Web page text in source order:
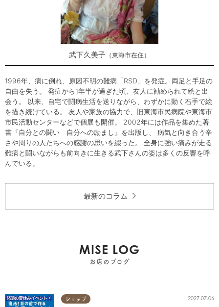
武下久美子 東海市在住
1996年、病に倒れ、原因不明の難病「RSD」を発症。両足と手足の
自由を失う。 発症から1年半が過ぎた頃、友人に勧められて絵と出
会う。 以来、自宅で闘病生活を送りながら、わずかに動く右手で絵
を描き続けている。 友人や家族の協力で、旧東海市民病院や東海市
市民活動センターなどで個展も開催。 2002年には作品を集めた著
書『自分との闘い 自分への励まし』を出版し、 病気と向き合う辛
さや周りの人たちへの感謝の思いを綴った。 全身に強い痛みが走る
難病と闘いながらも前向きに生きる武下さんの姿は多くの反響を呼
んでいる。
最新のコラム
MISE LOG
お店のブログ
ショップ 2027.07.06